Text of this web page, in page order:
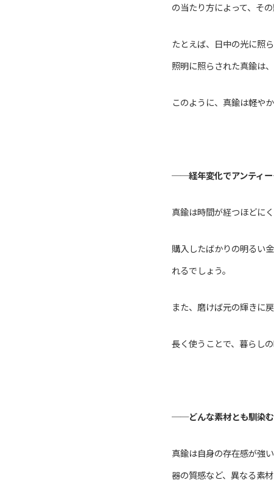
の当たり方によって、そ
たとえば、日中の光に照
照明に照らされた真鍮は
このように、真鍮は軽や
──経年変化でアンティ
真鍮は時間が経つほどに
購入したばかりの明るい
れるでしょう。
また、磨けば元の輝きに
長く使うことで、暮らし
──どんな素材とも馴染む
真鍮は自身の存在感が強
器の質感など、異なる素